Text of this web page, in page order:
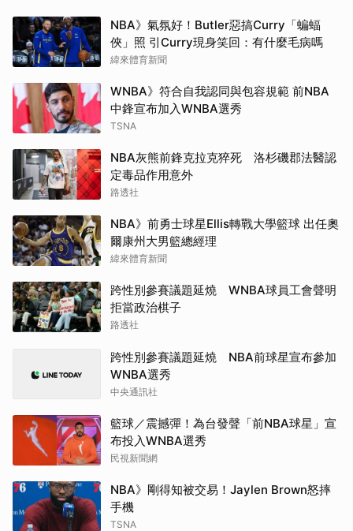
NBA》氣氛好！Butler惡搞Curry「蝙蝠
俠」照 引Curry現身笑回：有什麼毛病嗎
緯來體育新聞
WNBA》符合自我認同與包容規範 前NBA
中鋒宣布加入WNBA選秀
TSNA
NBA灰熊前鋒克拉克猝死 洛杉磯郡法醫認
定毒品作用意外
路透社
NBA》前勇士球星Ellis轉戰大學籃球 出任奧
爾康州大男籃總經理
緯來體育新聞
跨性別參賽議題延燒 WNBA球員工會聲明
拒當政治棋子
路透社
跨性別參賽議題延燒 NBA前球星宣布參加
WNBA選秀
中央通訊社
籃球／震撼彈！為台發聲「前NBA球星」宣
布投入WNBA選秀
民視新聞網
NBA》剛得知被交易！Jaylen Brown怒摔
手機
TSNA